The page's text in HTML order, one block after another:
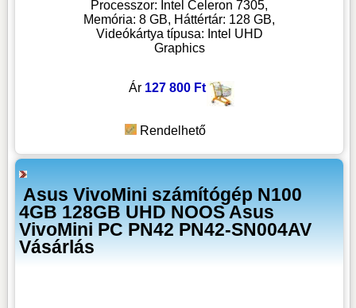
Processzor: Intel Celeron 7305,
Memória: 8 GB, Háttértár: 128 GB,
Videókártya típusa: Intel UHD
Graphics
Ár 127 800 Ft
Rendelhető
Asus VivoMini számítógép N100
4GB 128GB UHD NOOS Asus
VivoMini PC PN42 PN42-SN004AV
Vásárlás